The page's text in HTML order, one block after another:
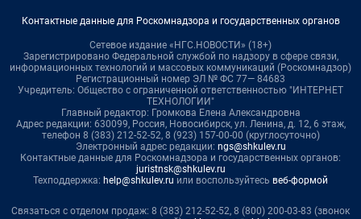
Контактные данные для Роскомнадзора и государственных органов
Сетевое издание «НГС.НОВОСТИ» (18+)
Зарегистрировано Федеральной службой по надзору в сфере связи,
информационных технологий и массовых коммуникаций (Роскомнадзор)
Регистрационный номер ЭЛ № ФС 77— 84683
Учредитель: Общество с ограниченной ответственностью "ИНТЕРНЕТ
ТЕХНОЛОГИИ"
Главный редактор: Громкова Елена Александровна
Адрес редакции: 630099, Россия, Новосибирск, ул. Ленина, д. 12, 6 этаж,
телефон 8 (383) 212-52-52, 8 (923) 157-00-00 (круглосуточно)
Электронный адрес редакции: ngs@shkulev.ru
Контактные данные для Роскомнадзора и государственных органов:
juristnsk@shkulev.ru
Техподдержка: help@shkulev.ru или воспользуйтесь веб-формой
Связаться с отделом продаж: 8 (383) 212-52-52, 8 (800) 200-03-83 (звонок